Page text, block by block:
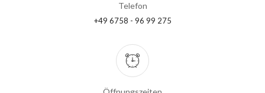
Telefon
+49 6758 - 96 99 275